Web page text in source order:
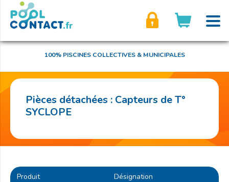
100% PISCINES COLLECTIVES & MUNICIPALES
Pièces détachées : Capteurs de T°
SYCLOPE
Produit Désignation